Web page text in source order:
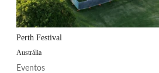
Perth Festival
Austrália
Eventos